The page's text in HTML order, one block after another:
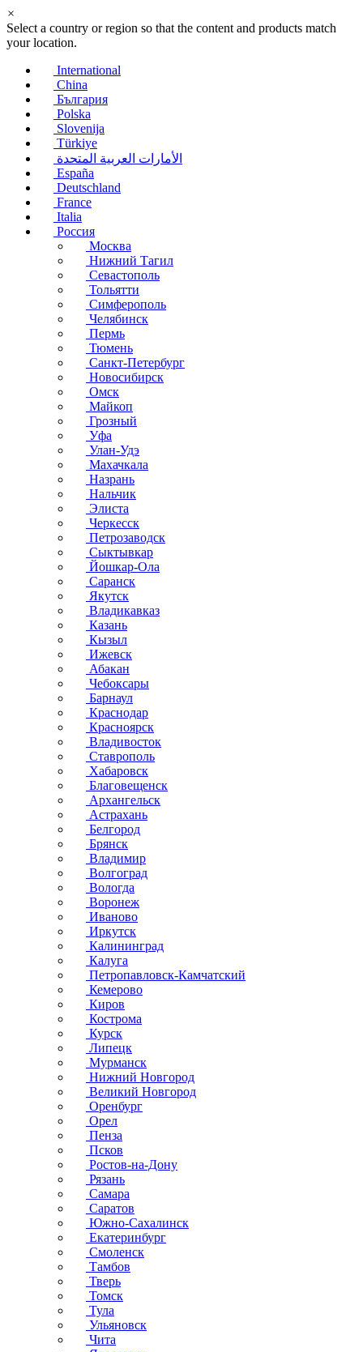
×
Select a country or region so that the content and products match
your location.
International
China
България
Polska
Slovenija
Türkiye
الأمارات العربية المتحدة
España
Deutschland
France
Italia
Россия
Москва
Нижний Тагил
Севастополь
Тольятти
Симферополь
Челябинск
Пермь
Тюмень
Санкт-Петербург
Новосибирск
Омск
Майкоп
Грозный
Уфа
Улан-Удэ
Махачкала
Назрань
Нальчик
Элиста
Черкесск
Петрозаводск
Сыктывкар
Йошкар-Ола
Саранск
Якутск
Владикавказ
Казань
Кызыл
Ижевск
Абакан
Чебоксары
Барнаул
Краснодар
Красноярск
Владивосток
Ставрополь
Хабаровск
Благовещенск
Архангельск
Астрахань
Белгород
Брянск
Владимир
Волгоград
Вологда
Воронеж
Иваново
Иркутск
Калининград
Калуга
Петропавловск-Камчатский
Кемерово
Киров
Кострома
Курск
Липецк
Мурманск
Нижний Новгород
Великий Новгород
Оренбург
Орел
Пенза
Псков
Ростов-на-Дону
Рязань
Самара
Саратов
Южно-Сахалинск
Екатеринбург
Смоленск
Тамбов
Тверь
Томск
Тула
Ульяновск
Чита